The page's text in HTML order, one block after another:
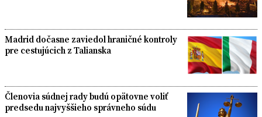
Madrid dočasne zaviedol hraničné kontroly
pre cestujúcich z Talianska
Členovia súdnej rady budú opätovne voliť
predsedu najvyššieho správneho súdu